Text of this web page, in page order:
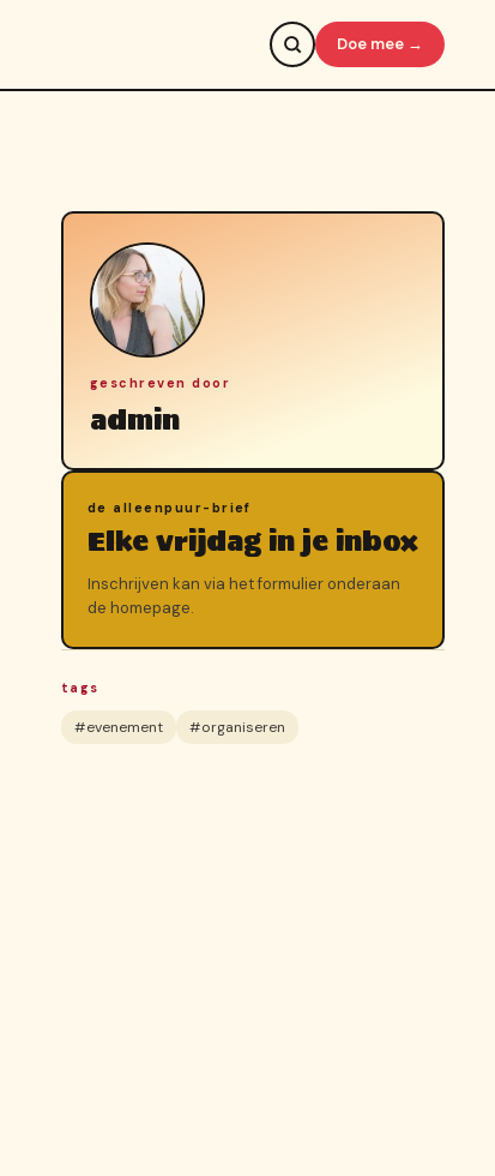
Doe mee →
geschreven door
admin
de alleenpuur-brief
Elke vrijdag in je inbox
Inschrijven kan via het formulier onderaan
de homepage.
tags
#evenement #organiseren